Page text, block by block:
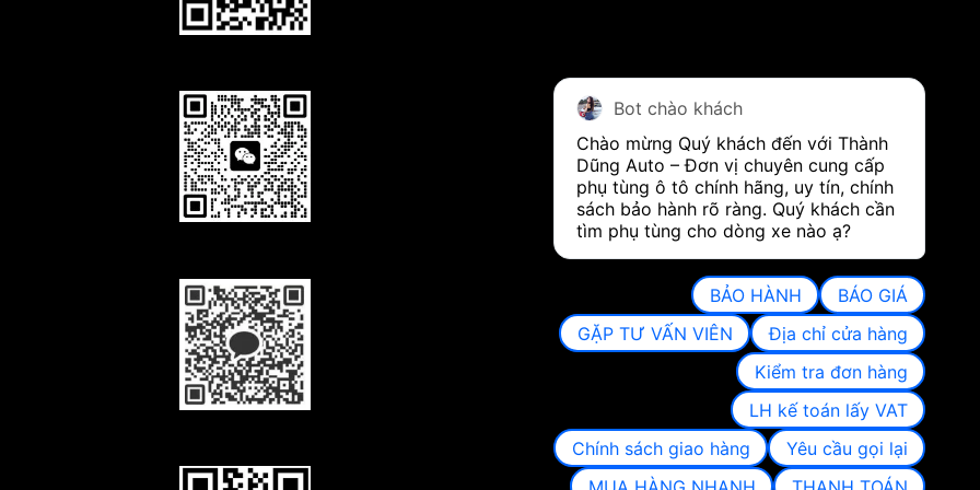
Bot chào khách
Chào mừng Quý khách đến với Thành
Dũng Auto – Đơn vị chuyên cung cấp
phụ tùng ô tô chính hãng, uy tín, chính
sách bảo hành rõ ràng. Quý khách cần
tìm phụ tùng cho dòng xe nào ạ?
BẢO HÀNH
BÁO GIÁ
GẶP TƯ VẤN VIÊN
Địa chỉ cửa hàng
Kiểm tra đơn hàng
LH kế toán lấy VAT
Chính sách giao hàng
Yêu cầu gọi lại